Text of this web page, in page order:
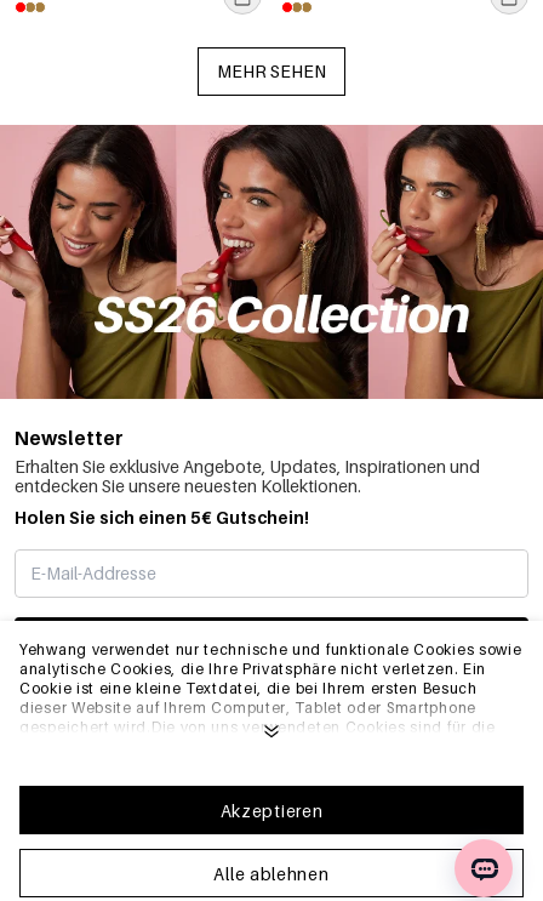
Yehwang verwendet nur technische und funktionale Cookies sowie
analytische Cookies, die Ihre Privatsphäre nicht verletzen. Ein
Cookie ist eine kleine Textdatei, die bei Ihrem ersten Besuch
dieser Website auf Ihrem Computer, Tablet oder Smartphone
gespeichert wird.Die von uns verwendeten Cookies sind für die
Website, ordnungsgemäß zu funktionieren und z.B. Ihre
bevorzugten Einstellungen zu speichern. Sie ermöglichen es uns
auch, unsere Website zu optimieren.Um sicherzustellen, dass Sie
eine gute Browsing- und Einkaufserfahrung auf Yehwang haben,
empfehlen wir Ihnen, unserer Sammlung und Verwendung von
Cookies zuzustimmen. Sie können sich von Cookies abmelden,
Alle ablehnen
Akzeptieren
MEHR SEHEN
Newsletter
Erhalten Sie exklusive Angebote, Updates, Inspirationen und
entdecken Sie unsere neuesten Kollektionen.
Holen Sie sich einen 5€ Gutschein!
ABONNIEREN
INFO